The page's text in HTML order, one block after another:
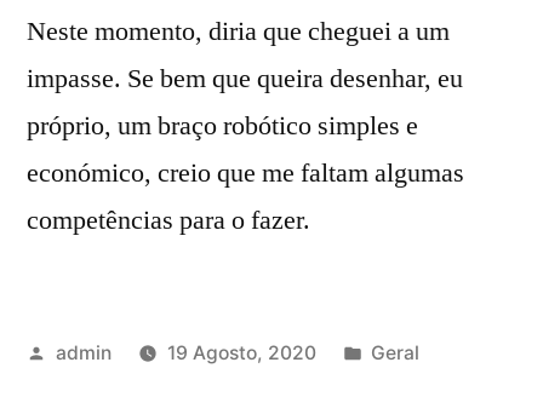
Neste momento, diria que cheguei a um
impasse. Se bem que queira desenhar, eu
próprio, um braço robótico simples e
económico, creio que me faltam algumas
competências para o fazer.
Publicado
admin 19 Agosto, 2020
Publicado
Geral